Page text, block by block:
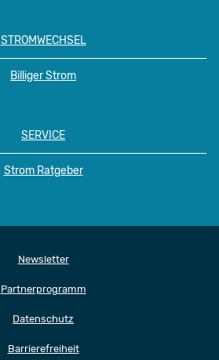
STROMWECHSEL
Billiger Strom
SERVICE
Strom Ratgeber
Newsletter
Partnerprogramm
Datenschutz
Barrierefreiheit